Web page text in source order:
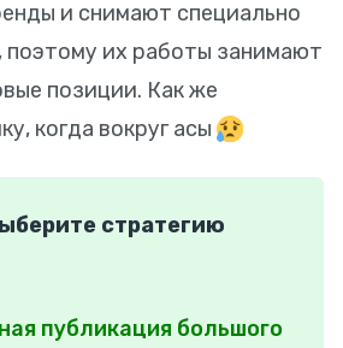
и снимают специально
поэтому их работы занимают
позиции. Как же
когда вокруг асы
стратегию
публикация большого